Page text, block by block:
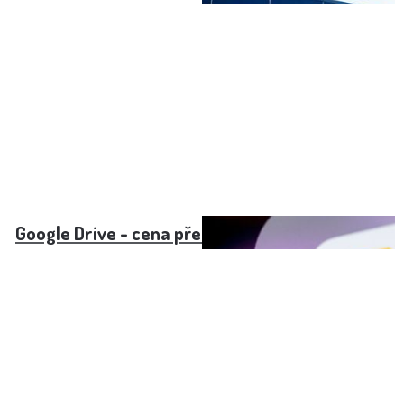
Google Drive - cena předplatného pro rok 2022